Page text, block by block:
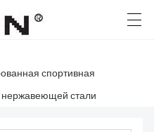
спортивная
нержавеющей стали